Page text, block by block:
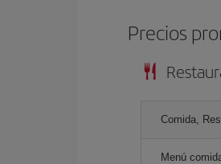
Precios
Comida,
Menú